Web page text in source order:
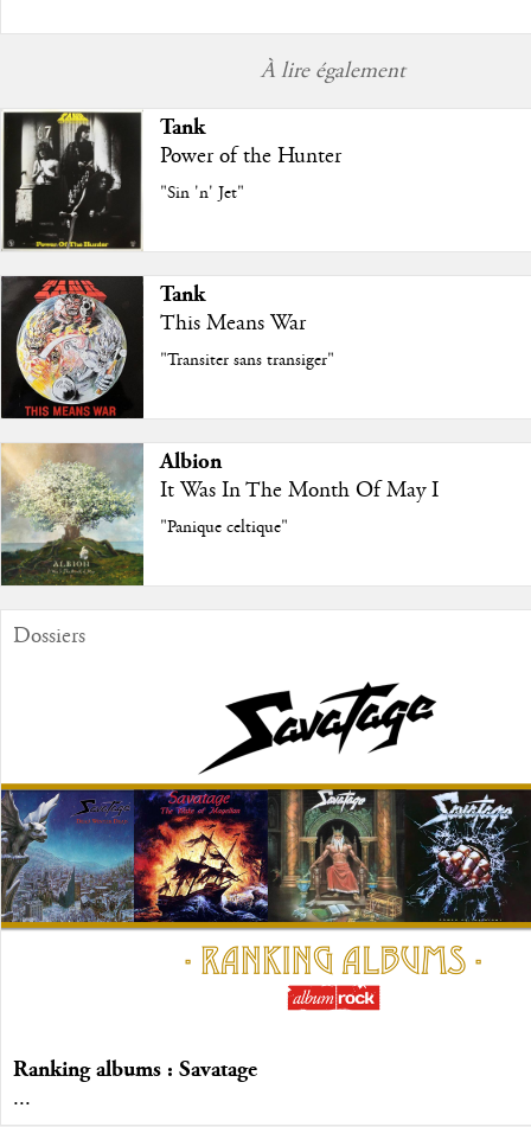
À lire également
Tank
Power of the Hunter
"Sin 'n' Jet"
Tank
This Means War
"Transiter sans transiger"
Albion
It Was In The Month Of May I
"Panique celtique"
Dossiers
Ranking albums : Savatage
...